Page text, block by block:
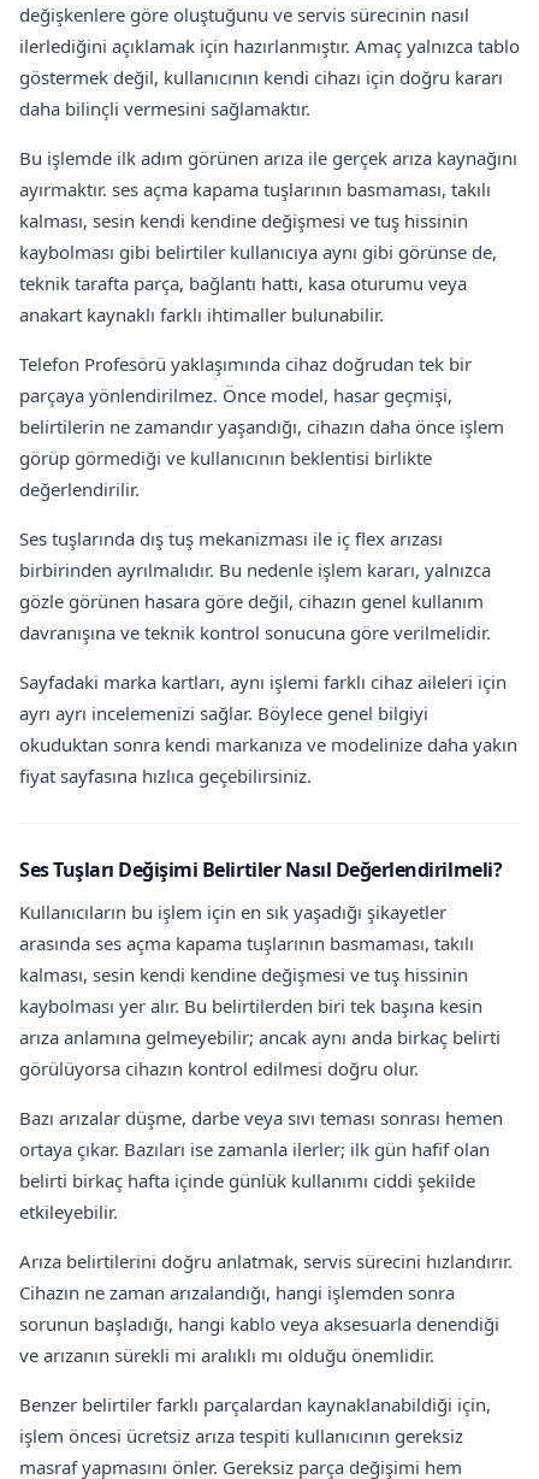
değişkenlere göre oluştuğunu ve servis sürecinin nasıl
ilerlediğini açıklamak için hazırlanmıştır. Amaç yalnızca tablo
göstermek değil, kullanıcının kendi cihazı için doğru kararı
daha bilinçli vermesini sağlamaktır.
Bu işlemde ilk adım görünen arıza ile gerçek arıza kaynağını
ayırmaktır. ses açma kapama tuşlarının basmaması, takılı
kalması, sesin kendi kendine değişmesi ve tuş hissinin
kaybolması gibi belirtiler kullanıcıya aynı gibi görünse de,
teknik tarafta parça, bağlantı hattı, kasa oturumu veya
anakart kaynaklı farklı ihtimaller bulunabilir.
Telefon Profesörü yaklaşımında cihaz doğrudan tek bir
parçaya yönlendirilmez. Önce model, hasar geçmişi,
belirtilerin ne zamandır yaşandığı, cihazın daha önce işlem
görüp görmediği ve kullanıcının beklentisi birlikte
değerlendirilir.
Ses tuşlarında dış tuş mekanizması ile iç flex arızası
birbirinden ayrılmalıdır. Bu nedenle işlem kararı, yalnızca
gözle görünen hasara göre değil, cihazın genel kullanım
davranışına ve teknik kontrol sonucuna göre verilmelidir.
Sayfadaki marka kartları, aynı işlemi farklı cihaz aileleri için
ayrı ayrı incelemenizi sağlar. Böylece genel bilgiyi
okuduktan sonra kendi markanıza ve modelinize daha yakın
fiyat sayfasına hızlıca geçebilirsiniz.
Ses Tuşları Değişimi Belirtiler Nasıl Değerlendirilmeli?
Kullanıcıların bu işlem için en sık yaşadığı şikayetler
arasında ses açma kapama tuşlarının basmaması, takılı
kalması, sesin kendi kendine değişmesi ve tuş hissinin
kaybolması yer alır. Bu belirtilerden biri tek başına kesin
arıza anlamına gelmeyebilir; ancak aynı anda birkaç belirti
görülüyorsa cihazın kontrol edilmesi doğru olur.
Bazı arızalar düşme, darbe veya sıvı teması sonrası hemen
ortaya çıkar. Bazıları ise zamanla ilerler; ilk gün hafif olan
belirti birkaç hafta içinde günlük kullanımı ciddi şekilde
etkileyebilir.
Arıza belirtilerini doğru anlatmak, servis sürecini hızlandırır.
Cihazın ne zaman arızalandığı, hangi işlemden sonra
sorunun başladığı, hangi kablo veya aksesuarla denendiği
ve arızanın sürekli mi aralıklı mı olduğu önemlidir.
Benzer belirtiler farklı parçalardan kaynaklanabildiği için,
işlem öncesi ücretsiz arıza tespiti kullanıcının gereksiz
masraf yapmasını önler. Gereksiz parça değişimi hem